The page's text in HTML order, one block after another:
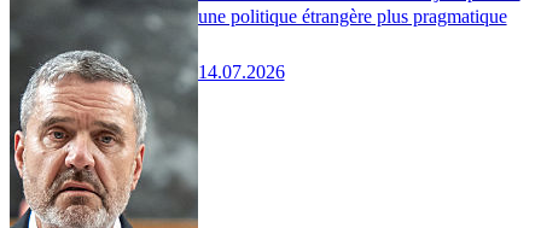
une politique étrangère plus pragmatique
14.07.2026